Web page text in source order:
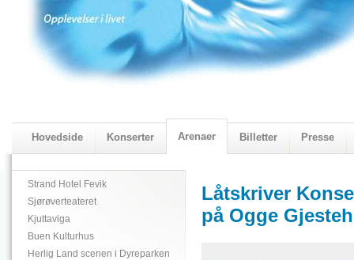
Hovedside Konserter Arenaer Billetter Presse
2018 Programmet Visningskatalogen 2018
Strand Hotel Fevik
Sjørøverteateret
Kjuttaviga
Buen Kulturhus
Herlig Land scenen i Dyreparken
Låtskriver
på Ogge